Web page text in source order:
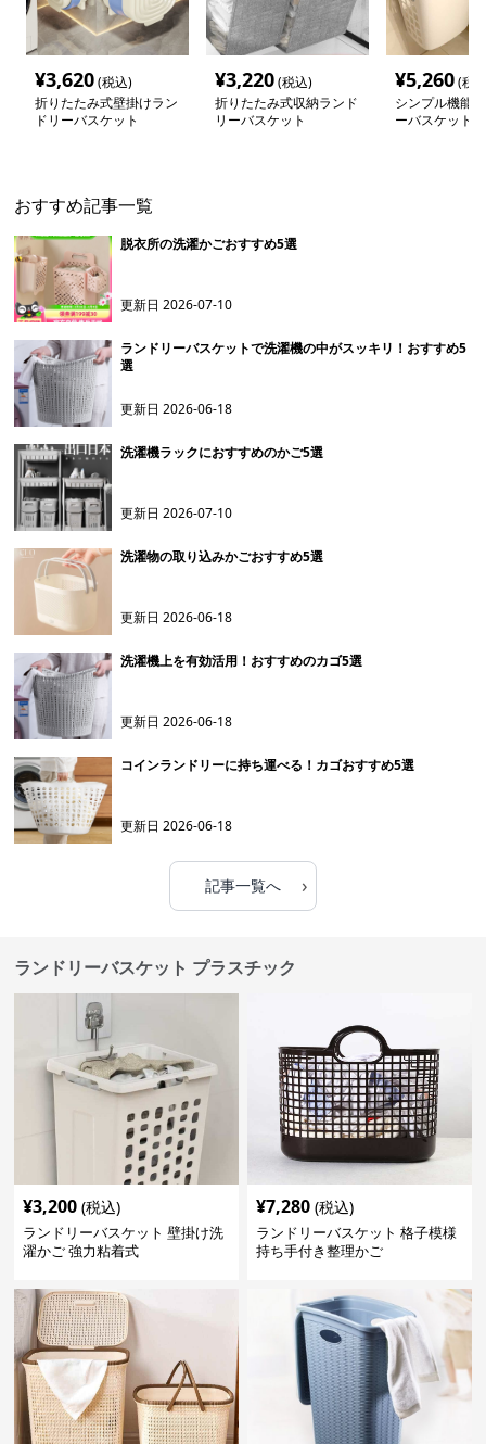
¥3,620(税込)
折りたたみ式壁掛けラン
ドリーバスケット
¥3,220(税込)
折りたたみ式収納ランド
リーバスケット
¥5,260(税
シンプル機能
ーバスケット
おすすめ記事一覧
脱衣所の洗濯かごおすすめ5選
更新日2026-07-10
ランドリーバスケットで洗濯機の中がスッキリ！おすすめ5
選
更新日2026-06-18
洗濯機ラックにおすすめのかご5選
更新日2026-07-10
洗濯物の取り込みかごおすすめ5選
更新日2026-06-18
洗濯機上を有効活用！おすすめのカゴ5選
更新日2026-06-18
コインランドリーに持ち運べる！カゴおすすめ5選
更新日2026-06-18
記事一覧へ ›
ランドリーバスケット プラスチック
¥3,200 (税込)
ランドリーバスケット 壁掛け洗
濯かご 強力粘着式
¥7,280 (税込)
ランドリーバスケット 格子模様
持ち手付き整理かご